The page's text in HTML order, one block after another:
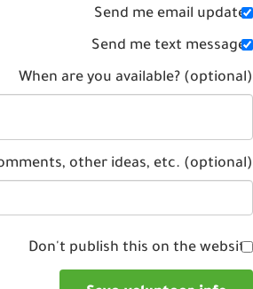
Send me email
Send me text
When are you available?
Comments, other ideas, etc.
Don't publish this on the